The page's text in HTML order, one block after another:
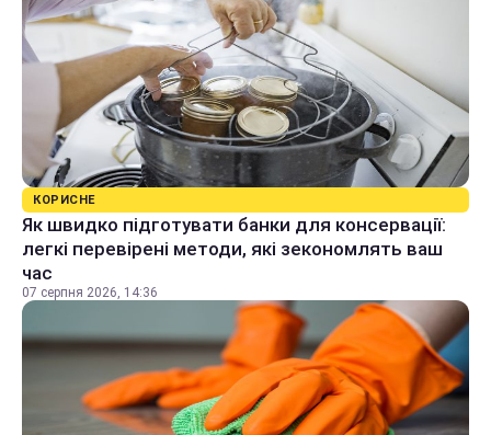
КОРИСНЕ
Як швидко підготувати банки для консервації:
легкі перевірені методи, які зекономлять ваш
час
07 серпня 2026, 14:36